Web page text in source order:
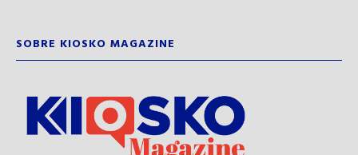
SOBRE KIOSKO MAGAZINE